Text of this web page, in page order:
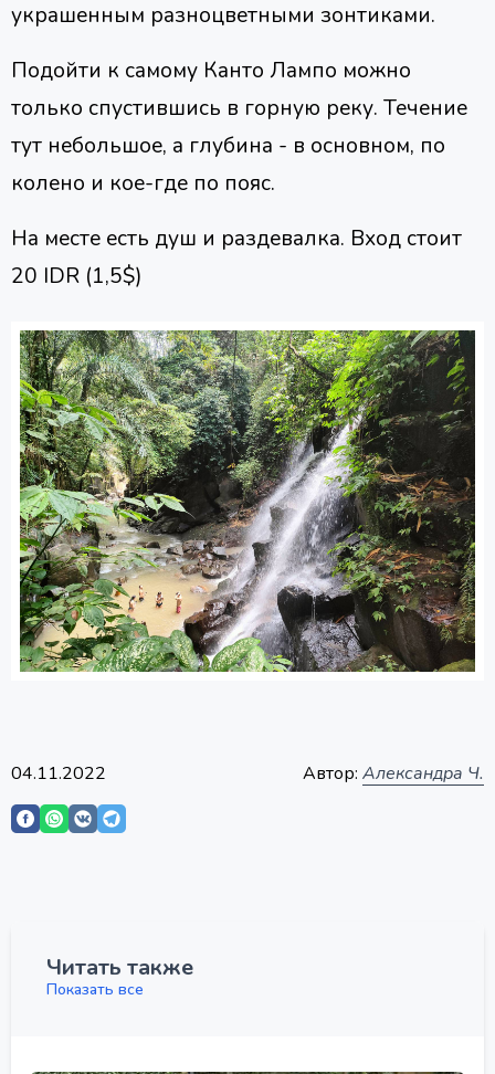
украшенным разноцветными зонтиками.
Подойти к самому Канто Лампо можно
только спустившись в горную реку. Течение
тут небольшое, а глубина - в основном, по
колено и кое-где по пояс.
На месте есть душ и раздевалка. Вход стоит
20 IDR (1,5$)
04.11.2022 Автор: Александра Ч.
Читать также
Показать все